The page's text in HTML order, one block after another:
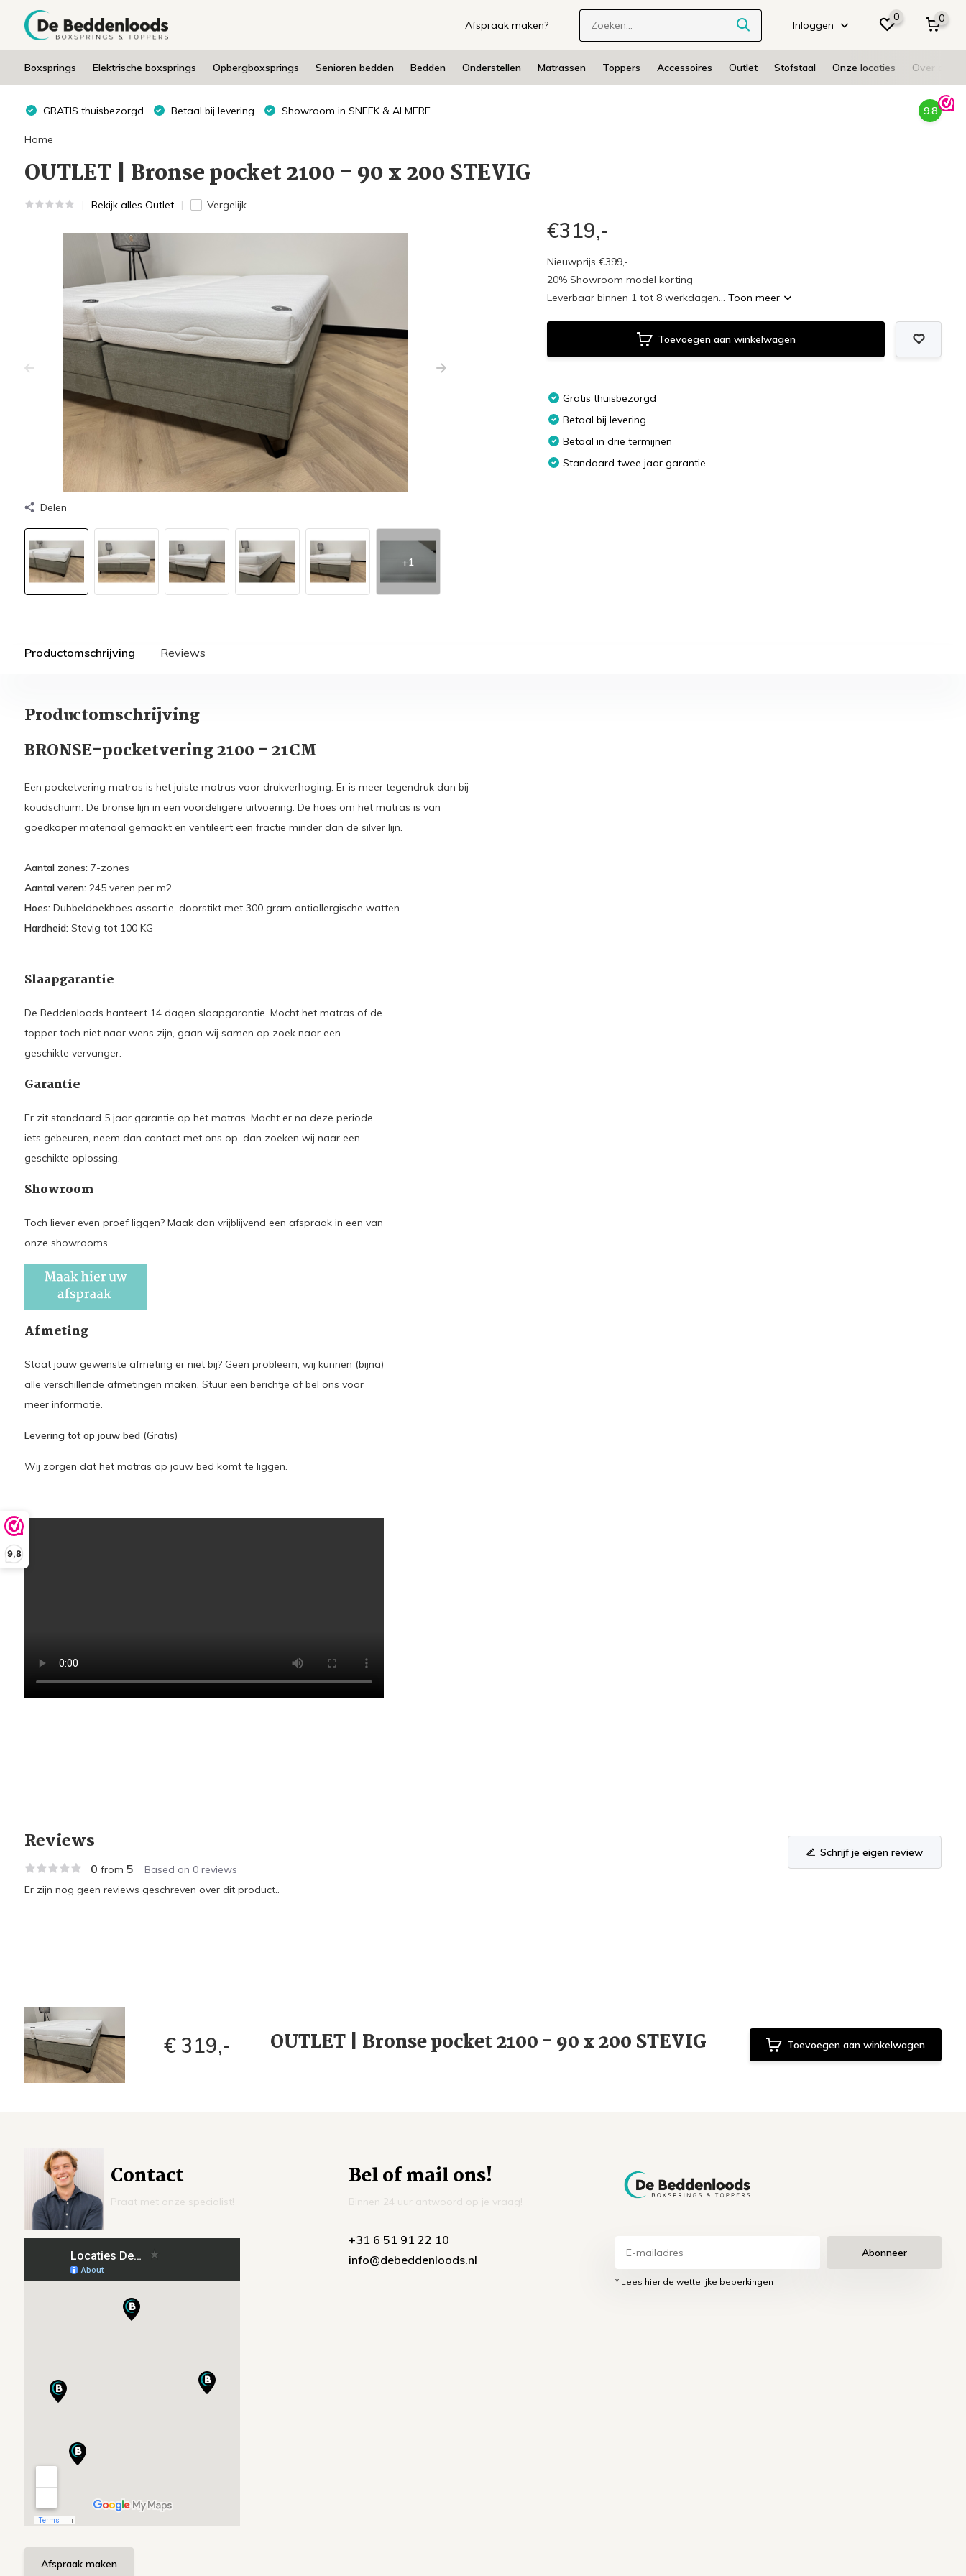
9,8
Afspraak maken? Inloggen
0 0
Boxsprings Elektrische boxsprings Opbergboxsprings Senioren bedden Bedden Onderstellen Matrassen Toppers Accessoires Outlet Stofstaal Onze locaties Over ons
GRATIS thuisbezorgd Betaal bij levering Showroom in SNEEK & ALMERE 9.8
Home
OUTLET | Bronse pocket 2100 - 90 x 200 STEVIG
Bekijk alles Outlet Vergelijk
Delen
+1
€319,-
Nieuwprijs €399,-
20% Showroom model korting
Leverbaar binnen 1 tot 8 werkdagen...Toon meer
Toevoegen aan winkelwagen
Gratis thuisbezorgd
Betaal bij levering
Betaal in drie termijnen
Standaard twee jaar garantie
Productomschrijving Reviews
Productomschrijving
BRONSE-pocketvering 2100 - 21CM
Een pocketvering matras is het juiste matras voor drukverhoging. Er is meer tegendruk dan bij
koudschuim. De bronse lijn in een voordeligere uitvoering. De hoes om het matras is van
goedkoper materiaal gemaakt en ventileert een fractie minder dan de silver lijn.
Aantal zones:7-zones
Aantal veren:245 veren per m2
Hoes:Dubbeldoekhoes assortie, doorstikt met 300 gram antiallergische watten.
Hardheid: Stevig tot 100 KG
Slaapgarantie
De Beddenloods hanteert 14 dagen slaapgarantie. Mocht het matras of de
topper toch niet naar wens zijn, gaan wij samen op zoek naar een
geschikte vervanger.
Garantie
Er zit standaard 5 jaar garantie op het matras. Mocht er na deze periode
iets gebeuren, neem dan contact met ons op, dan zoeken wij naar een
geschikte oplossing.
Showroom
Toch liever even proef liggen? Maak dan vrijblijvend een afspraak in een van
onze showrooms.
Afmeting
Staat jouw gewenste afmeting er niet bij? Geen probleem, wij kunnen (bijna)
alle verschillende afmetingen maken. Stuur een berichtje of bel ons voor
meer informatie.
Levering tot op jouw bed (Gratis)
Wij zorgen dat het matras op jouw bed komt te liggen.
Reviews
0 from 5 Based on 0 reviews
Schrijf je eigen review
Er zijn nog geen reviews geschreven over dit product..
€ 319,- OUTLET | Bronse pocket 2100 - 90 x 200 STEVIG Toevoegen aan winkelwagen
Contact
Praat met onze specialist!
Afspraak maken
Bel of mail ons!
Binnen 24 uur antwoord op je vraag!
+31 6 51 91 22 10
info@debeddenloods.nl
Abonneer
* Lees hier de wettelijke beperkingen